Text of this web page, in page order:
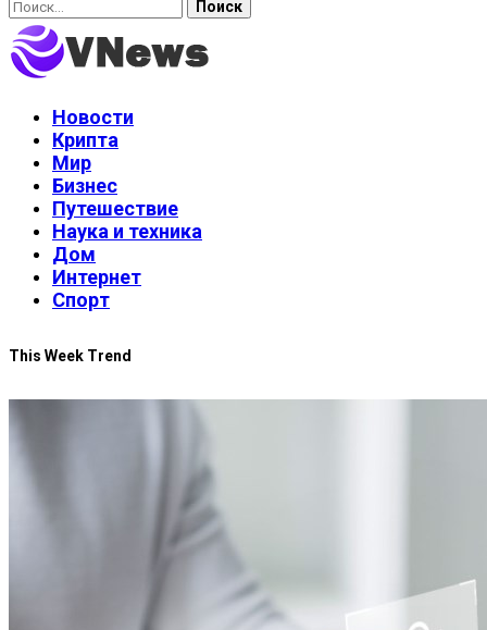
Новости
Крипта
Мир
Бизнес
Путешествие
Наука и техника
Дом
Интернет
Спорт
This Week Trend